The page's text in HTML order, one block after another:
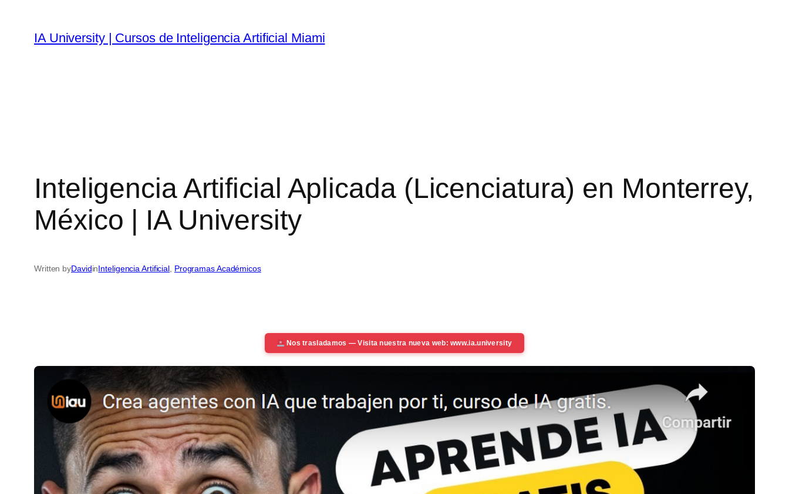
content
IA University | Cursos de Inteligencia Artificial Miami
Inteligencia Artificial Aplicada (Licenciatura) en Monterrey,
México | IA University
Written byDavidinInteligencia Artificial, Programas Académicos
Nos trasladamos — Visita nuestra nueva web: www.ia.university